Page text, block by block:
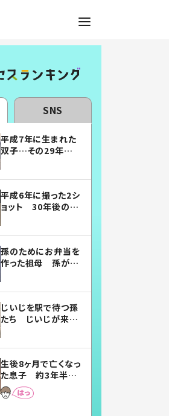
SNS
平成7年に生まれた
双子…その29年後
平成6年に撮った2シ
ョット 30年後の姿
孫のためにお弁当を
作った祖母 孫が絶
じいじを駅で待つ孫
たち じいじが来た
まらない」「幸せにな
れる」
生後8ヶ月で亡くなっ
た息子 約3年半
後、当時の妻の日記
に書いてあった本音